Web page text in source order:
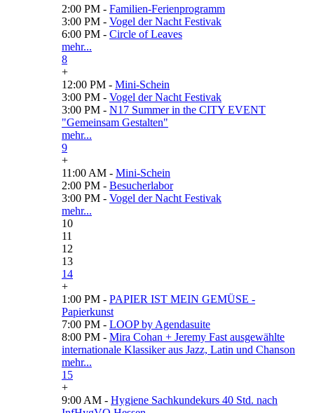
2:00 PM - Familien-Ferienprogramm
3:00 PM - Vogel der Nacht Festivak
6:00 PM - Circle of Leaves
mehr...
8
+
12:00 PM - Mini-Schein
3:00 PM - Vogel der Nacht Festivak
3:00 PM - N17 Summer in the CITY EVENT
"Gemeinsam Gestalten"
mehr...
9
+
11:00 AM - Mini-Schein
2:00 PM - Besucherlabor
3:00 PM - Vogel der Nacht Festivak
mehr...
10
11
12
13
14
+
1:00 PM - PAPIER IST MEIN GEMÜSE -
Papierkunst
7:00 PM - LOOP by Agendasuite
8:00 PM - Mira Cohan + Jeremy Fast ausgewählte
internationale Klassiker aus Jazz, Latin und Chanson
mehr...
15
+
9:00 AM - Hygiene Sachkundekurs 40 Std. nach